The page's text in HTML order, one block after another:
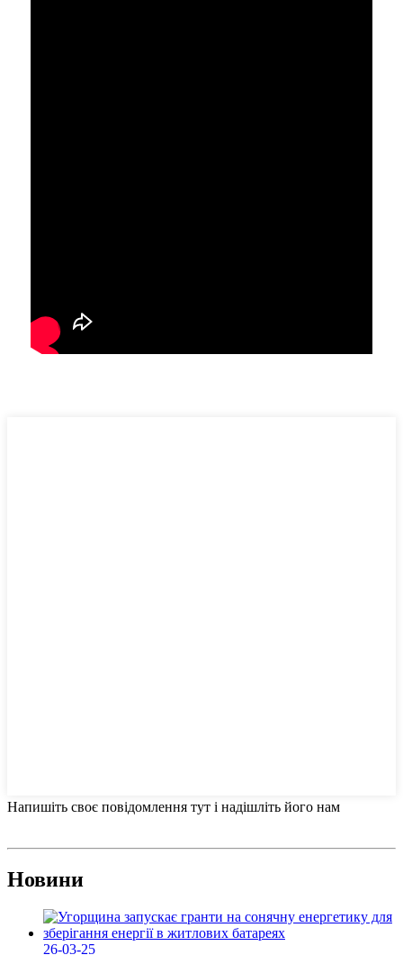
Напишіть своє повідомлення тут і надішліть його нам
Новини
26-03-25